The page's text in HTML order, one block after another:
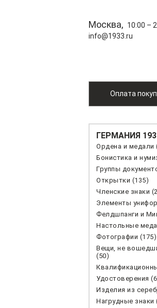
Москва, 10:00 –
info@1933.ru
Оплата
ГЕРМАНИЯ
Ордена и медали
Бонистика и
Группы
Открытки (135)
Членские знаки
Элементы
Фелдшпанги и
Настольные
Фотографии (175)
Вещи, не
(50)
Удостоверения
Изделия из
Нагрудные знаки